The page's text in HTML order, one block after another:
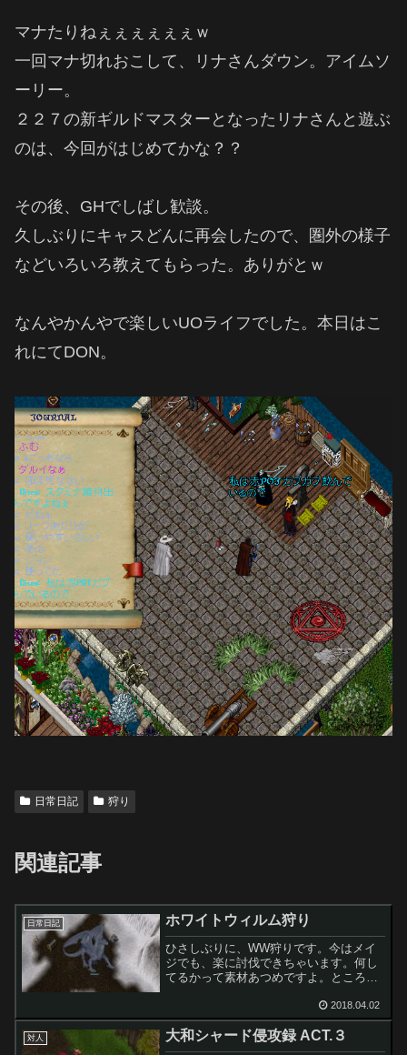
マナたりねぇぇぇぇぇぇｗ
一回マナ切れおこして、リナさんダウン。アイムソ
ーリー。
２２７の新ギルドマスターとなったリナさんと遊ぶ
のは、今回がはじめてかな？？
その後、GHでしばし歓談。
久しぶりにキャスどんに再会したので、圏外の様子
などいろいろ教えてもらった。ありがとｗ
なんやかんやで楽しいUOライフでした。本日はこ
れにてDON。
日常日記 狩り
関連記事
日常日記 ホワイトウィルム狩り
ひさしぶりに、WW狩りです。今はメイ
ジでも、楽に討伐できちゃいます。何し
てるかって素材あつめですよ。ところ
すね。白色は基本色として、別の色が少
しかかっているような感じですね。その
中でも、めずらしい個体がで...
2018.04.02
対人 大和シャード侵攻録 ACT.３